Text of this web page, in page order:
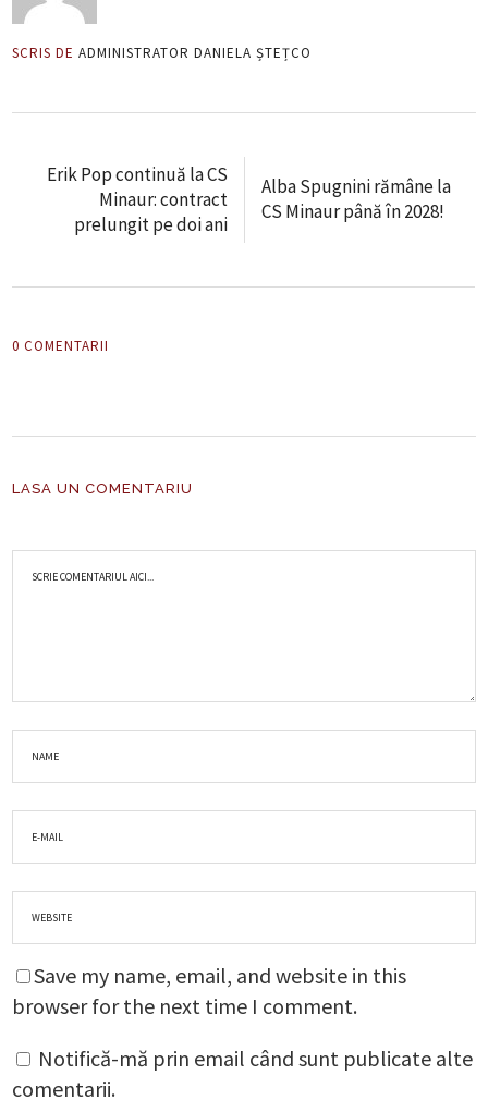
SCRIS DE ADMINISTRATOR DANIELA ȘTEȚCO
Erik Pop continuă la CS
Minaur: contract
prelungit pe doi ani
Alba Spugnini rămâne la
CS Minaur până în 2028!
0 COMENTARII
LASA UN COMENTARIU
Save my name, email, and website in this
browser for the next time I comment.
Notifică-mă prin email când sunt publicate alte
comentarii.